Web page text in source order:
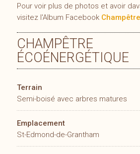
Pour voir plus de photos et avoir
visitez l'Album Facebook
CHAMPÊTRE
ÉCOÉNERGÉTIQUE
Terrain
Semi-boisé avec arbres matures
Emplacement
St-Edmond-de-Grantham